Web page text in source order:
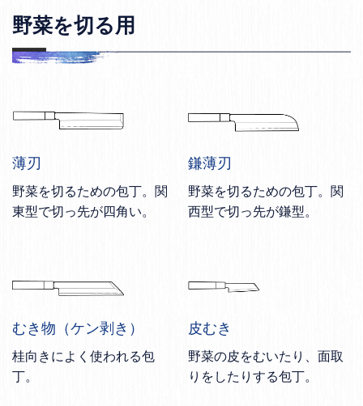
野菜を切る用
薄刃
野菜を切るための包丁。関
東型で切っ先が四角い。
鎌薄刃
野菜を切るための包丁。関
西型で切っ先が鎌型。
むき物（ケン剥き）
桂向きによく使われる包
丁。
皮むき
野菜の皮をむいたり、面取
りをしたりする包丁。